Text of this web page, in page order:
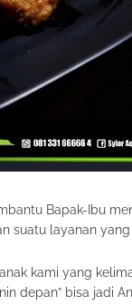
Bapak-Ibu
suatu layanan
kami yang
depan” bisa jadi